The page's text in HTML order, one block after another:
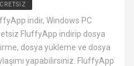
TRANSFER PROGRAMLARI
indir, Windows PC
FluffyApp indirip dosya
dosya yükleme ve dosya
yapabilirsiniz. FluffyApp